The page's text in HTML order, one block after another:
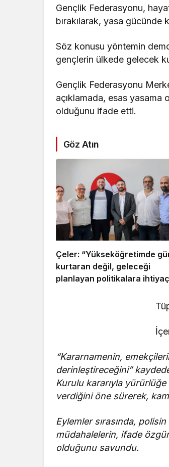
Gençlik Federasyonu,
bırakılarak, yasa
Söz konusu yöntemin
gençlerin ülkede gelecek
Gençlik Federasyonu
açıklamada, esas yasama
olduğunu ifade etti.
Göz Atın
Çeler: “Yükseköğretimde
kurtaran değil, geleceği
planlayan politikalara ihtiyaç
“Kararnamenin,
derinleştireceğini”
Kurulu kararıyla
verdiğini öne sürerek,
Eylemler sırasında,
müdahalelerin, ifade
olduğunu savundu.